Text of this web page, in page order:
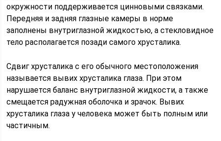
окружности поддерживается цинновыми связками.
Передняя и задняя глазные камеры в норме
заполнены внутриглазной жидкостью, а стекловидное
тело располагается позади самого хрусталика.
Сдвиг хрусталика с его обычного местоположения
называется вывих хрусталика глаза. При этом
нарушается баланс внутриглазной жидкости, а также
смещается радужная оболочка и зрачок. Вывих
хрусталика глаза у человека может быть полным или
частичным.